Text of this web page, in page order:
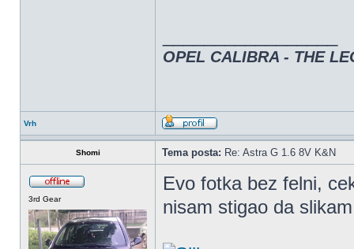
OPEL CALIBRA - THE
Vrh
Shomi Tema posta: Re: Astra G 1.6 8V K&N
3rd Gear
Evo fotka bez felni,
nisam stigao da